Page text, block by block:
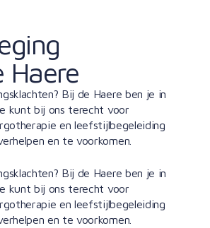
Haere
Bij de Haere ben je in
kunt bij ons terecht voor
en leefstijlbegeleiding
en te voorkomen.
Bij de Haere ben je in
kunt bij ons terecht voor
en leefstijlbegeleiding
en te voorkomen.